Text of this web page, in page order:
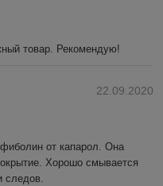
товар. Рекомендую!
22.09.2020
от капарол. Она
Хорошо смывается
следов.